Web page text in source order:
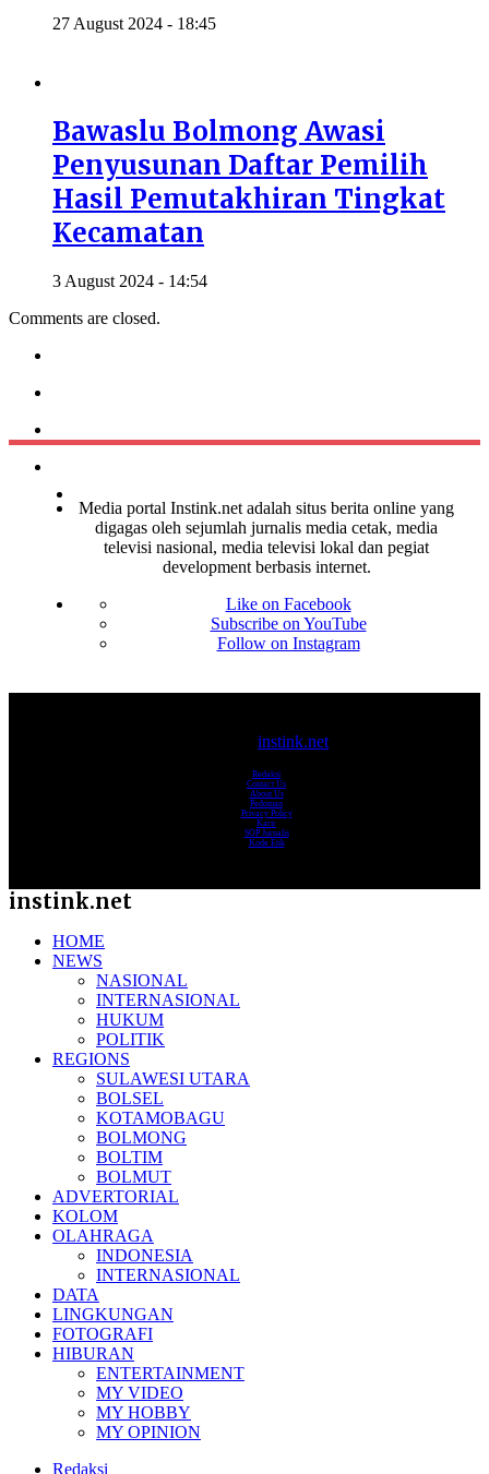
27 August 2024 - 18:45
Bawaslu Bolmong Awasi
Penyusunan Daftar Pemilih
Hasil Pemutakhiran Tingkat
Kecamatan
3 August 2024 - 14:54
Comments are closed.
Media portal Instink.net adalah situs berita online yang
digagas oleh sejumlah jurnalis media cetak, media
televisi nasional, media televisi lokal dan pegiat
development berbasis internet.
Like on Facebook
Subscribe on YouTube
Follow on Instagram
instink.net
Redaksi
Contact Us
About Us
Pedoman
Privacy Policy
Karir
SOP Jurnalis
Kode Etik
instink.net
HOME
NEWS
NASIONAL
INTERNASIONAL
HUKUM
POLITIK
REGIONS
SULAWESI UTARA
BOLSEL
KOTAMOBAGU
BOLMONG
BOLTIM
BOLMUT
ADVERTORIAL
KOLOM
OLAHRAGA
INDONESIA
INTERNASIONAL
DATA
LINGKUNGAN
FOTOGRAFI
HIBURAN
ENTERTAINMENT
MY VIDEO
MY HOBBY
MY OPINION
Redaksi